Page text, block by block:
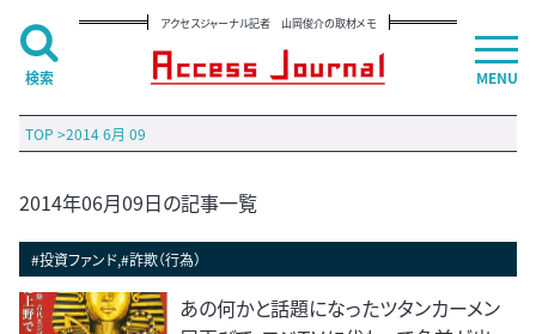
アクセスジャーナル記者 山岡俊介の取材メモ
TOP >2014 6月 09
2014年06月09日の記事一覧
#投資ファンド,#詐欺（行為）
あの何かと話題になったツタンカーメン
MENU
検索